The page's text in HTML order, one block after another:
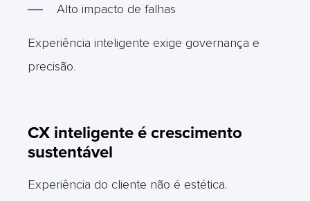
Alto impacto de falhas
Experiência inteligente exige governança e
precisão.
CX inteligente é crescimento
sustentável
Experiência do cliente não é estética.